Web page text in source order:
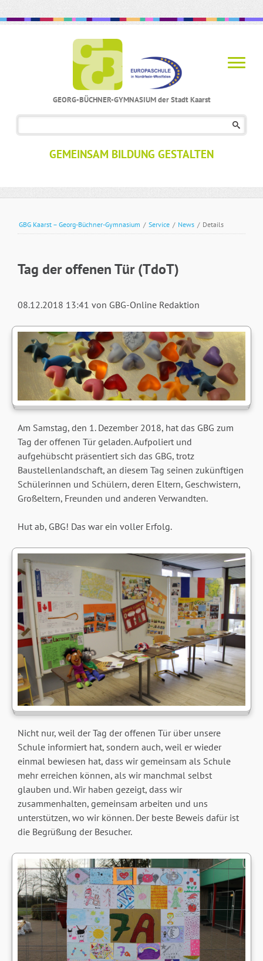
GEORG-BÜCHNER-GYMNASIUM der Stadt Kaarst
GEMEINSAM BILDUNG GESTALTEN
GBG Kaarst – Georg-Büchner-Gymnasium / Service / News / Details
Tag der offenen Tür (TdoT)
08.12.2018 13:41 von GBG-Online Redaktion
Am Samstag, den 1. Dezember 2018, hat das GBG zum
Tag der offenen Tür geladen. Aufpoliert und
aufgehübscht präsentiert sich das GBG, trotz
Baustellenlandschaft, an diesem Tag seinen zukünftigen
Schülerinnen und Schülern, deren Eltern, Geschwistern,
Großeltern, Freunden und anderen Verwandten.
Hut ab, GBG! Das war ein voller Erfolg.
Nicht nur, weil der Tag der offenen Tür über unsere
Schule informiert hat, sondern auch, weil er wieder
einmal bewiesen hat, dass wir gemeinsam als Schule
mehr erreichen können, als wir manchmal selbst
glauben und. Wir haben gezeigt, dass wir
zusammenhalten, gemeinsam arbeiten und uns
unterstützen, wo wir können. Der beste Beweis dafür ist
die Begrüßung der Besucher.